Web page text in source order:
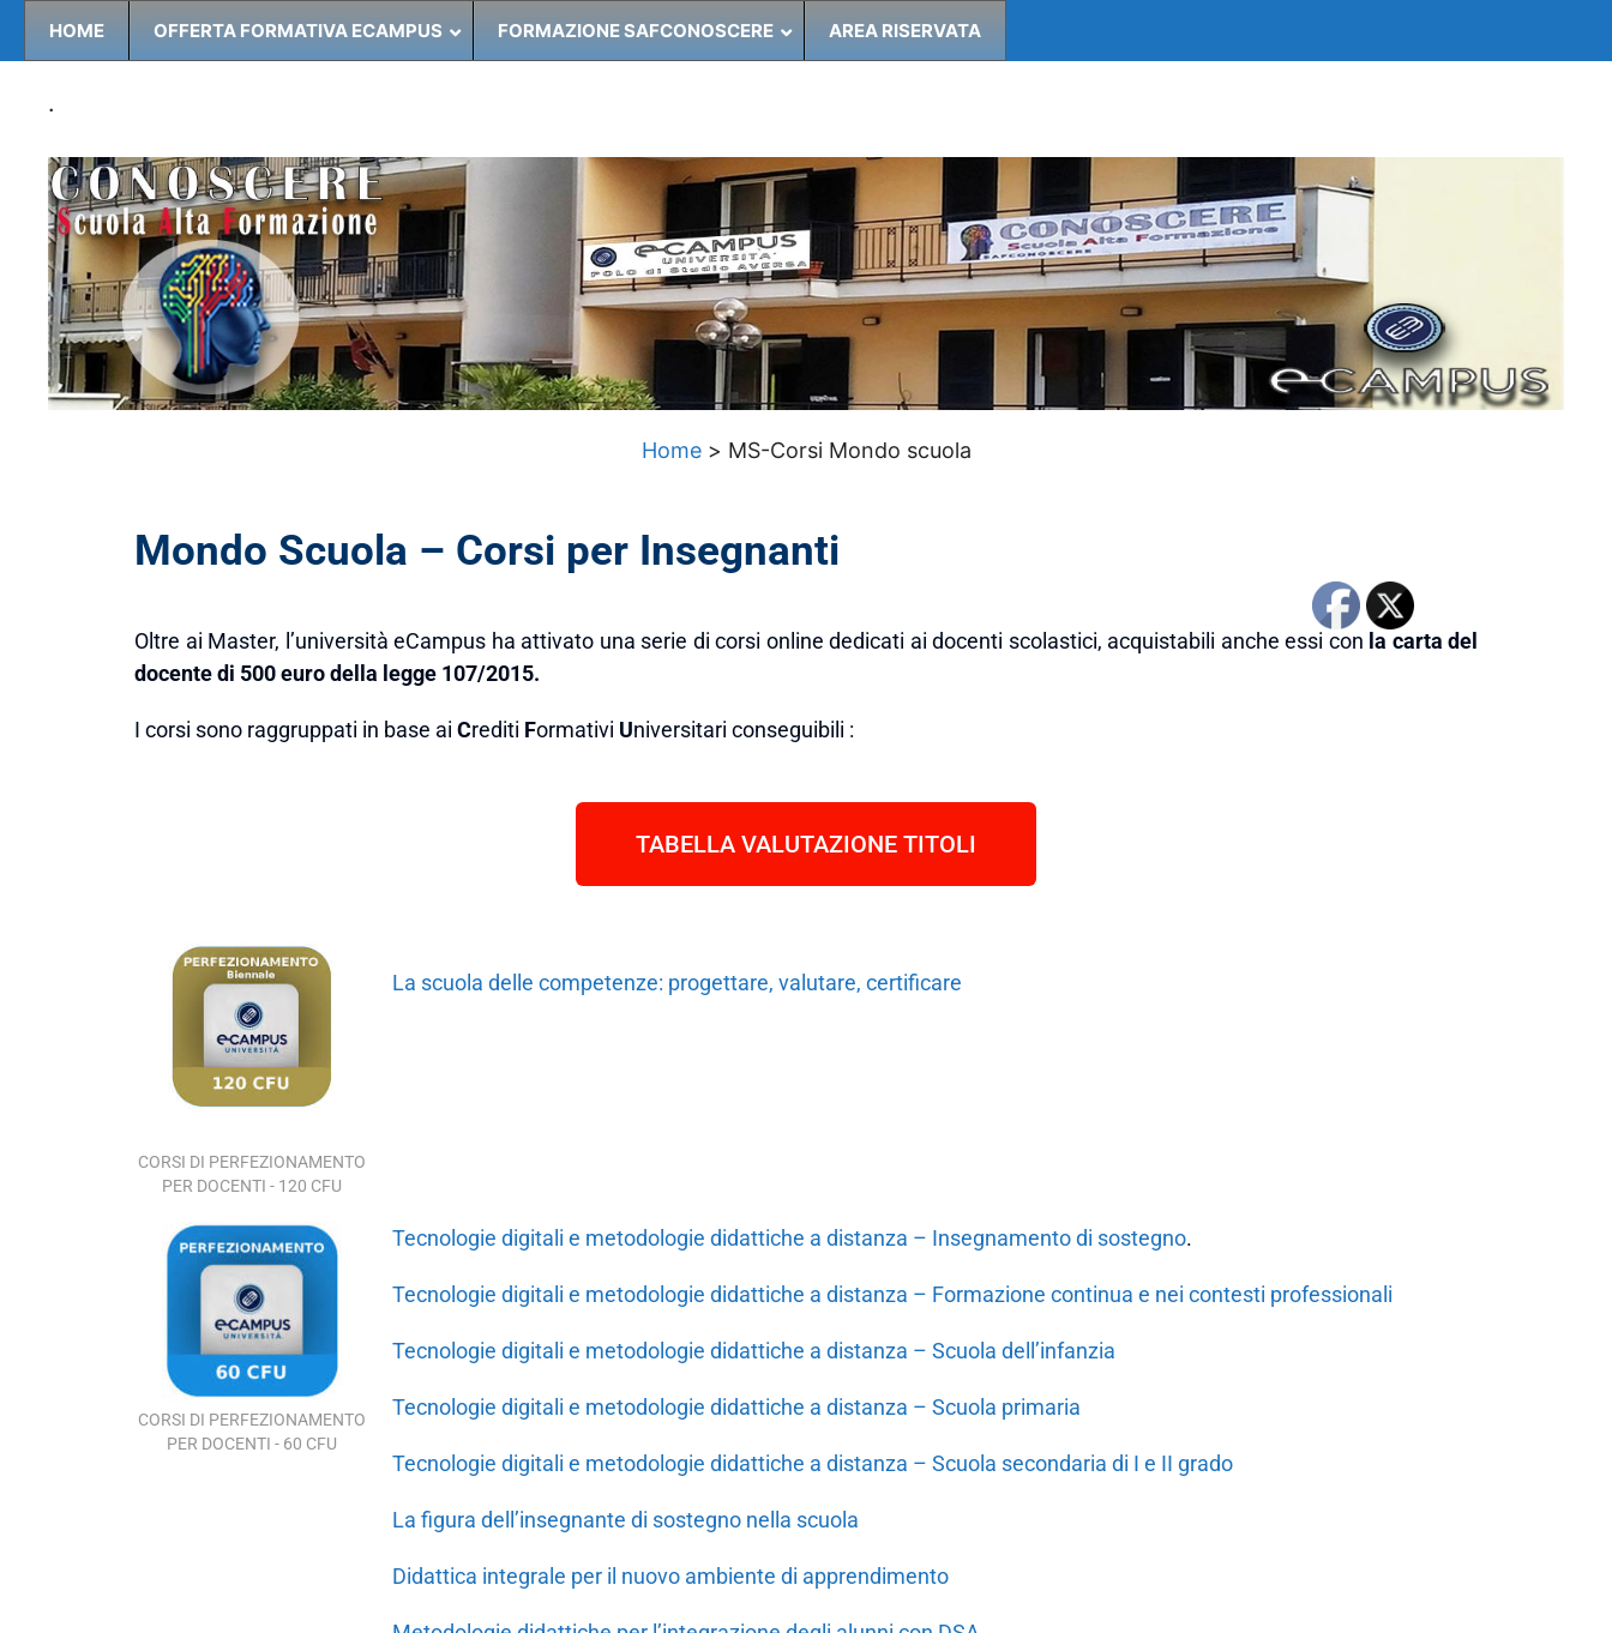
HOME OFFERTA FORMATIVA ECAMPUS FORMAZIONE SAFCONOSCERE AREA RISERVATA
.
Home > MS-Corsi Mondo scuola
Mondo Scuola – Corsi per Insegnanti
Oltre ai Master, l’università eCampus ha attivato una serie di corsi online dedicati ai docenti scolastici, acquistabili anche essi con la carta del
docentedi 500 euro della legge 107/2015.
I corsi sono raggruppati in base ai Crediti Formativi Universitari conseguibili :
TABELLA VALUTAZIONE TITOLI
CORSI DI PERFEZIONAMENTO
PER DOCENTI - 120 CFU
La scuola delle competenze: progettare, valutare, certificare
CORSI DI PERFEZIONAMENTO
PER DOCENTI - 60 CFU
Tecnologie digitali e metodologie didattiche a distanza – Insegnamento di sostegno.
Tecnologie digitali e metodologie didattiche a distanza – Formazione continua e nei contesti professionali
Tecnologie digitali e metodologie didattiche a distanza – Scuola dell’infanzia
Tecnologie digitali e metodologie didattiche a distanza – Scuola primaria
Tecnologie digitali e metodologie didattiche a distanza – Scuola secondaria di I e II grado
La figura dell’insegnante di sostegno nella scuola
Didattica integrale per il nuovo ambiente di apprendimento